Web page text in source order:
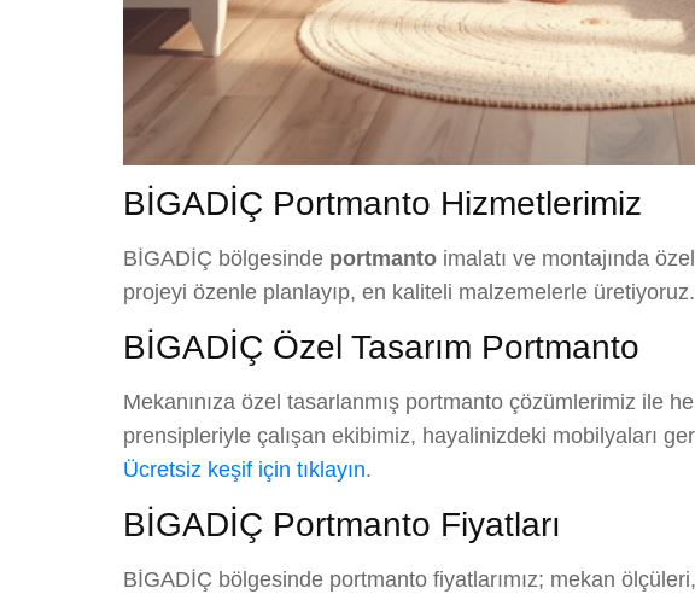
BİGADİÇ Portmanto Hizmetlerimiz
BİGADİÇ bölgesinde portmanto imalatı ve montajında
projeyi özenle planlayıp, en kaliteli malzemelerle
BİGADİÇ Özel Tasarım Portmanto
Mekanınıza özel tasarlanmış portmanto çözümlerimiz ile
prensipleriyle çalışan ekibimiz, hayalinizdeki mobilyaları
Ücretsiz keşif için tıklayın.
BİGADİÇ Portmanto Fiyatları
BİGADİÇ bölgesinde portmanto fiyatlarımız; mekan